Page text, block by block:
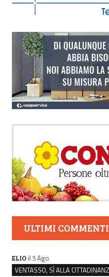
ULTIMI COMMENTI
ELIO il 5 Ago